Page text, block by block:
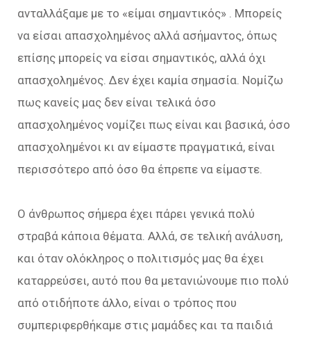
ανταλλάξαμε με το «είμαι σημαντικός» . Μπορείς
να είσαι απασχολημένος αλλά ασήμαντος, όπως
επίσης μπορείς να είσαι σημαντικός, αλλά όχι
απασχολημένος. Δεν έχει καμία σημασία. Νομίζω
πως κανείς μας δεν είναι τελικά όσο
απασχολημένος νομίζει πως είναι και βασικά, όσο
απασχολημένοι κι αν είμαστε πραγματικά, είναι
περισσότερο από όσο θα έπρεπε να είμαστε.
Ο άνθρωπος σήμερα έχει πάρει γενικά πολύ
στραβά κάποια θέματα. Αλλά, σε τελική ανάλυση,
και όταν ολόκληρος ο πολιτισμός μας θα έχει
καταρρεύσει, αυτό που θα μετανιώνουμε πιο πολύ
από οτιδήποτε άλλο, είναι ο τρόπος που
συμπεριφερθήκαμε στις μαμάδες και τα παιδιά